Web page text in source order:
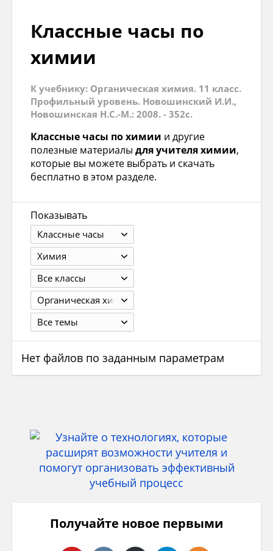
Классные часы по
химии
К учебнику: Органическая химия. 11 класс.
Профильный уровень. Новошинский И.И.,
Новошинская Н.С.-М.: 2008. - 352с.
Классные часы по химии и другие
полезные материалы для учителя химии,
которые вы можете выбрать и скачать
бесплатно в этом разделе.
Показывать
Классные часы
Химия
Все классы
Органическая химия. 11 класс. Профильный уровень. Новошинский И.И., Новошинская Н.С.-М.: 2008. - 352с.
Все темы
Нет файлов по заданным параметрам
Получайте новое первыми